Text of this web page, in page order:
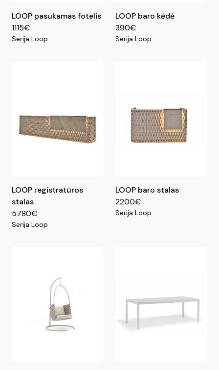
LOOP pasukamas fotelis
1115€
Serija Loop
LOOP baro kėdė
390€
Serija Loop
LOOP registratūros
stalas
5780€
Serija Loop
LOOP baro stalas
2200€
Serija Loop